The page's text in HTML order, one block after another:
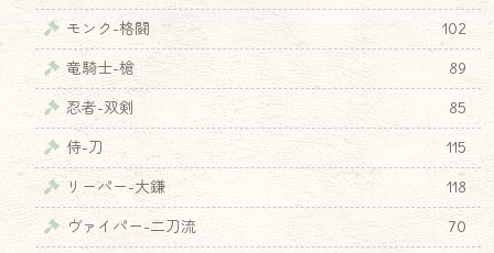
モンク-格闘
102
竜騎士-槍
89
忍者-双剣
85
侍-刀
115
リーパー-大鎌
118
ヴァイパー-二刀流
70